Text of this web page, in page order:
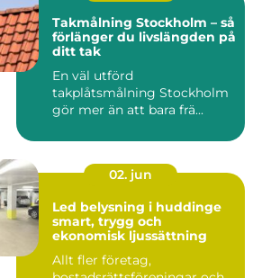
Takmålning Stockholm – så
förlänger du livslängden på
ditt tak
En väl utförd
takplåtsmålning Stockholm
gör mer än att bara frä...
02. jun
Led belysning i huddinge
smart, trygg och
ekonomisk ljussättning
Allt fler företag,